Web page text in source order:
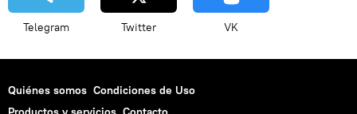
Telegram Twitter VK
Quiénes somos Condiciones de Uso